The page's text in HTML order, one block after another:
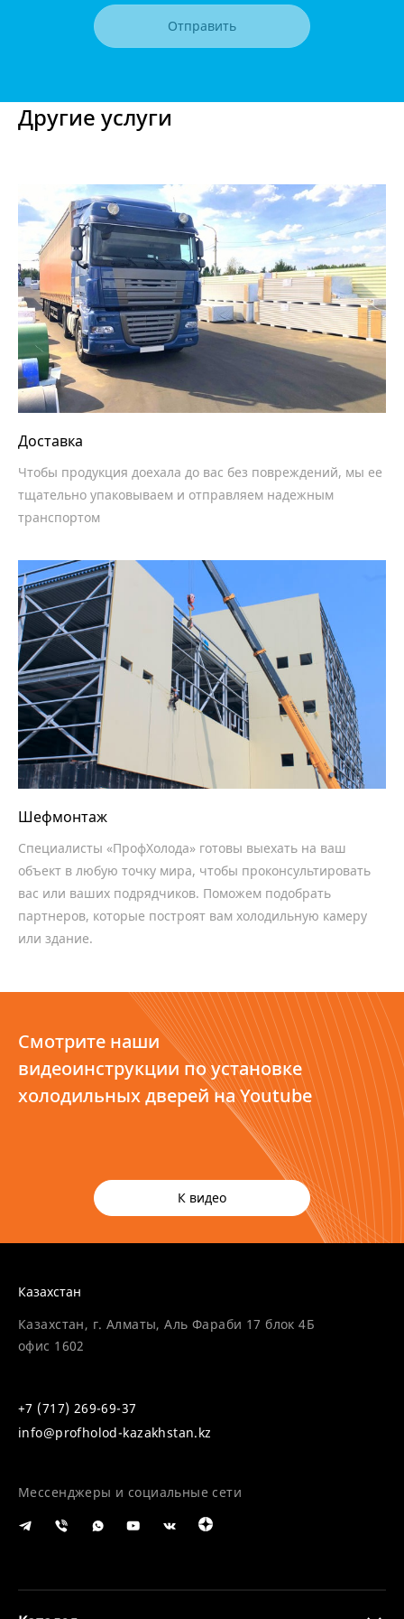
Отправить
Другие услуги
Доставка
Чтобы продукция доехала до вас без повреждений, мы ее
тщательно упаковываем и отправляем надежным
транспортом
Шефмонтаж
Специалисты «ПрофХолода» готовы выехать на ваш
объект в любую точку мира, чтобы проконсультировать
вас или ваших подрядчиков. Поможем подобрать
партнеров, которые построят вам холодильную камеру
или здание.
Смотрите наши
видеоинструкции по установке
холодильных дверей на Youtube
К видео
Казахстан
Казахстан, г. Алматы, Аль Фараби 17 блок 4Б
офис 1602
+7 (717) 269-69-37
info@profholod-kazakhstan.kz
Мессенджеры и социальные сети